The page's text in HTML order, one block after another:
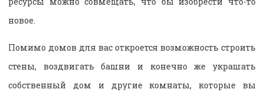
новое.
Помимо домов для вас откроется возможность строить
стены, воздвигать башни и конечно же украшать
собственный дом и другие комнаты, которые вы